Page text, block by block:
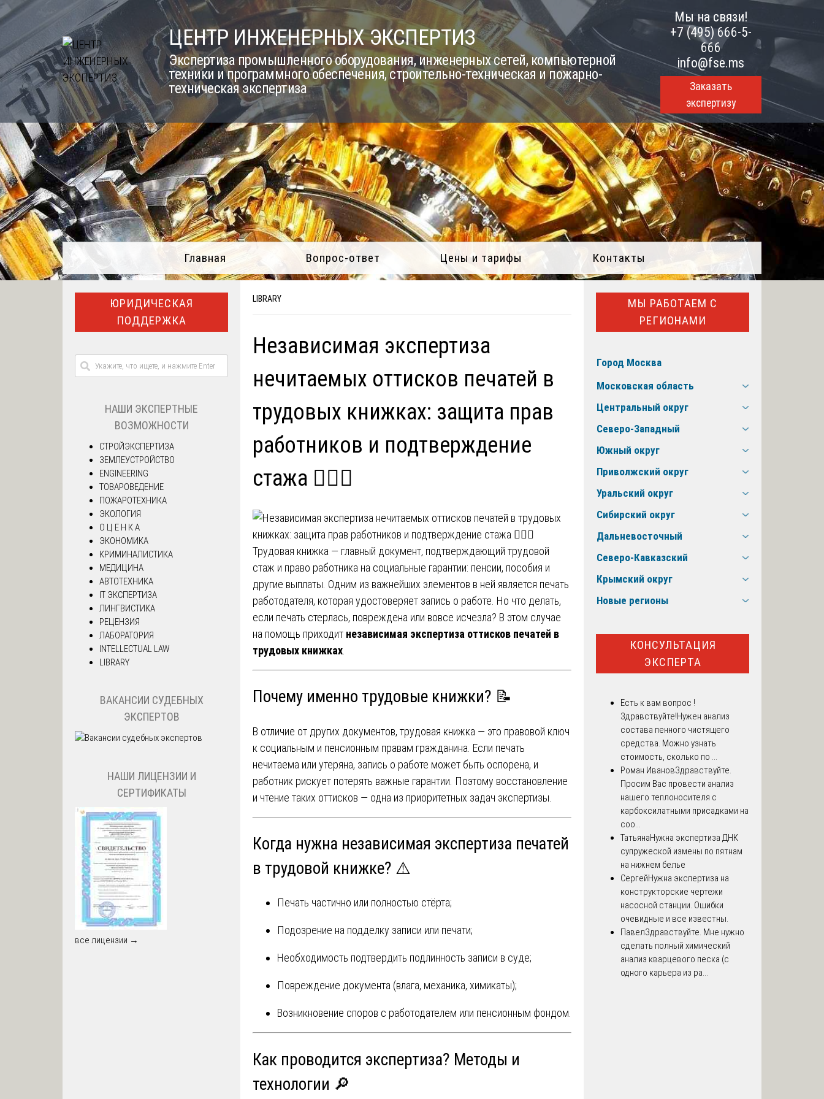
Skip
to
content
ЦЕНТР ИНЖЕНЕРНЫХ ЭКСПЕРТИЗ
Экспертиза промышленного оборудования, инженерных сетей, компьютерной
техники и программного обеспечения, строительно-техническая и пожарно-
техническая экспертиза
Мы на связи!
+7 (495) 666-5-
666
info@fse.ms
Заказать
экспертизу
Главная Вопрос-ответ Цены и тарифы Контакты
LIBRARY
Независимая экспертиза
нечитаемых оттисков печатей в
трудовых книжках: защита прав
работников и подтверждение
стажа 🕵️‍♂️📘
Трудовая книжка — главный документ, подтверждающий трудовой
стаж и право работника на социальные гарантии: пенсии, пособия и
другие выплаты. Одним из важнейших элементов в ней является печать
работодателя, которая удостоверяет запись о работе. Но что делать,
если печать стерлась, повреждена или вовсе исчезла? В этом случае
на помощь приходит независимая экспертиза оттисков печатей в
трудовых книжках
Почему именно трудовые книжки? 📝
В отличие от других документов, трудовая книжка — это правовой ключ
к социальным и пенсионным правам гражданина. Если печать
нечитаема или утеряна, запись о работе может быть оспорена, и
работник рискует потерять важные гарантии. Поэтому восстановление
и чтение таких оттисков — одна из приоритетных задач экспертизы.
Когда нужна независимая экспертиза печатей
в трудовой книжке? ⚠️
Печать частично или полностью стёрта;
Подозрение на подделку записи или печати;
Необходимость подтвердить подлинность записи в суде;
Повреждение документа (влага, механика, химикаты);
Возникновение споров с работодателем или пенсионным фондом.
Как проводится экспертиза? Методы и
технологии 🔎
ЮРИДИЧЕСКАЯ
ПОДДЕРЖКА
НАШИ ЭКСПЕРТНЫЕ
ВОЗМОЖНОСТИ
СТРОЙЭКСПЕРТИЗА
ЗЕМЛЕУСТРОЙСТВО
ENGINEERING
ТОВАРОВЕДЕНИЕ
ПОЖАРОТЕХНИКА
ЭКОЛОГИЯ
О Ц Е Н К А
ЭКОНОМИКА
КРИМИНАЛИСТИКА
МЕДИЦИНА
АВТОТЕХНИКА
IT ЭКСПЕРТИЗА
ЛИНГВИСТИКА
РЕЦЕНЗИЯ
ЛАБОРАТОРИЯ
INTELLECTUAL LAW
LIBRARY
ВАКАНСИИ СУДЕБНЫХ
ЭКСПЕРТОВ
НАШИ ЛИЦЕНЗИИ И
СЕРТИФИКАТЫ
все лицензии →
МЫ РАБОТАЕМ С
РЕГИОНАМИ
Город Москва
Московская область
Центральный округ
Северо-Западный
Южный округ
Приволжский округ
Уральский округ
Сибирский округ
Дальневосточный
Северо-Кавказский
Крымский округ
Новые регионы
КОНСУЛЬТАЦИЯ
ЭКСПЕРТА
Есть к вам вопрос !
Здравствуйте!Нужен анализ
состава пенного чистящего
средства. Можно узнать
стоимость, сколько по ...
Роман ИвановЗдравствуйте.
Просим Вас провести анализ
нашего теплоносителя с
карбоксилатными присадками на
соо...
ТатьянаНужна экспертиза ДНК
супружеской измены по пятнам
на нижнем белье
СергейНужна экспертиза на
конструкторские чертежи
насосной станции. Ошибки
очевидные и все известны.
ПавелЗдравствуйте. Мне нужно
сделать полный химический
анализ кварцевого песка (с
одного карьера из ра...